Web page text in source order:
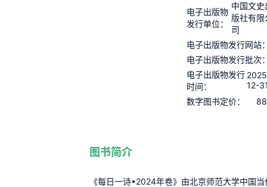
电子出版物
发行单位：
中国文史
版社有限
司
电子出版物发行网站
电子出版物发行批次
电子出版物发行
时间：
12-
数字图书定价：
图书简介
《每日一诗•2024年卷》由北京师范大学中国